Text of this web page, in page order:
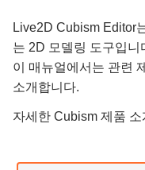
Live2D Cubism Editor
는 2D 모델링 도구입니
이 매뉴얼에서는 관련
소개합니다.
자세한 Cubism 제품